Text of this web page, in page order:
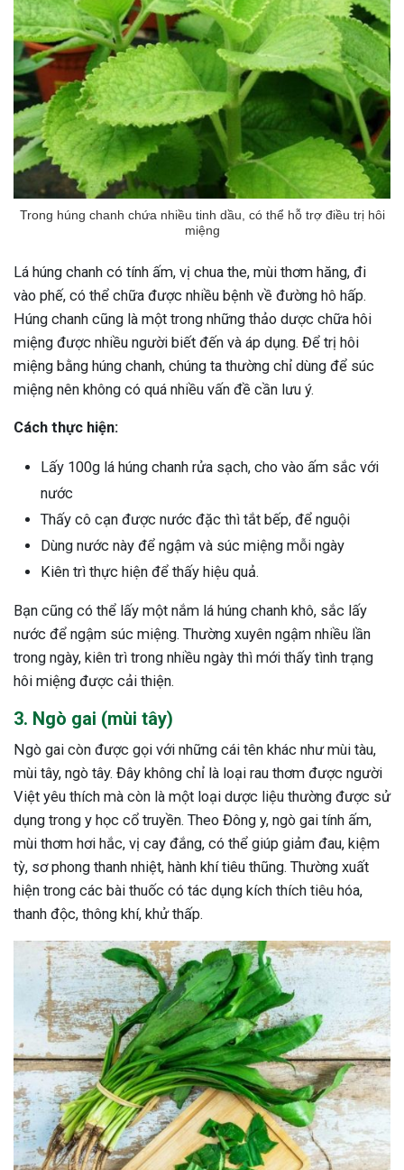
Trong húng chanh chứa nhiều tinh dầu, có thể hỗ trợ điều trị hôi
miệng
Lá húng chanh có tính ấm, vị chua the, mùi thơm hăng, đi
vào phế, có thể chữa được nhiều bệnh về đường hô hấp.
Húng chanh cũng là một trong những thảo dược chữa hôi
miệng được nhiều người biết đến và áp dụng. Để trị hôi
miệng bằng húng chanh, chúng ta thường chỉ dùng để súc
miệng nên không có quá nhiều vấn đề cần lưu ý.
Cách thực hiện:
Lấy 100g lá húng chanh rửa sạch, cho vào ấm sắc với
nước
Thấy cô cạn được nước đặc thì tắt bếp, để nguội
Dùng nước này để ngậm và súc miệng mỗi ngày
Kiên trì thực hiện để thấy hiệu quả.
Bạn cũng có thể lấy một nắm lá húng chanh khô, sắc lấy
nước để ngậm súc miệng. Thường xuyên ngậm nhiều lần
trong ngày, kiên trì trong nhiều ngày thì mới thấy tình trạng
hôi miệng được cải thiện.
3. Ngò gai (mùi tây)
Ngò gai còn được gọi với những cái tên khác như mùi tàu,
mùi tây, ngò tây. Đây không chỉ là loại rau thơm được người
Việt yêu thích mà còn là một loại dược liệu thường được sử
dụng trong y học cổ truyền. Theo Đông y, ngò gai tính ấm,
mùi thơm hơi hắc, vị cay đắng, có thể giúp giảm đau, kiệm
tỳ, sơ phong thanh nhiệt, hành khí tiêu thũng. Thường xuất
hiện trong các bài thuốc có tác dụng kích thích tiêu hóa,
thanh độc, thông khí, khử thấp.